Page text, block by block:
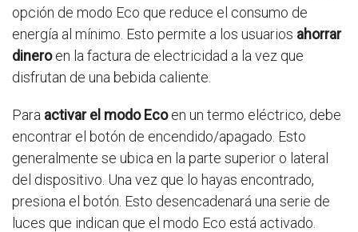
opción de modo Eco que reduce el consumo de
energía al mínimo. Esto permite a los usuarios ahorrar
dineroen la factura de electricidad a la vez que
disfrutan de una bebida caliente.
Para activar el modo Ecoen un termo eléctrico, debe
encontrar el botón de encendido/apagado. Esto
generalmente se ubica en la parte superior o lateral
del dispositivo. Una vez que lo hayas encontrado,
presiona el botón. Esto desencadenará una serie de
luces que indican que el modo Eco está activado.